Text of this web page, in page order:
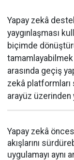
Yapay zekâ
yaygınlaşması
biçimde
tamamlayabilmek
arasında geçiş
zekâ
arayüz üzerinden
Yapay zekâ
akışlarını
uygulamayı aynı